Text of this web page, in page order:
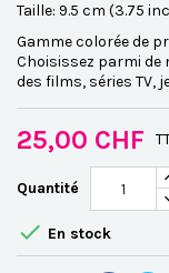
Taille: 9.5 cm (3.75
Gamme colorée de
Choisissez parmi
des films, séries TV,
25,00 CHF
Quantité
 En stock